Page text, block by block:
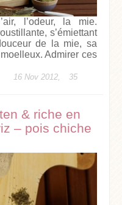
l’odeur, la mie.
s’émiettant
de la mie, sa
Admirer ces
16 Nov 2012, 35
& riche en
– pois chiche